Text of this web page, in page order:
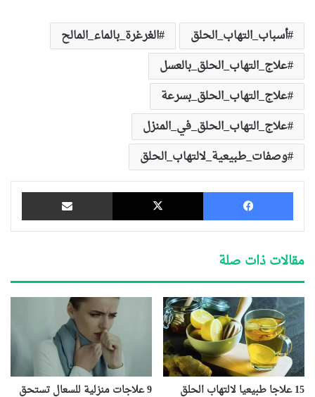
أسباب_التهاب_الحلق
الغرغرة_بالماء_المالح
علاج_التهاب_الحلق_بالعسل
علاج_التهاب_الحلق_بسرعة
علاج_التهاب_الحلق_في_المنزل
وصفات_طبيعية_لالتهاب_الحلق
فيسبوك ‫X
مقالات ذات صلة
15 علاجا طبيعيا لالتهاب الحلق 9 علاجات منزلية للسعال تستحق